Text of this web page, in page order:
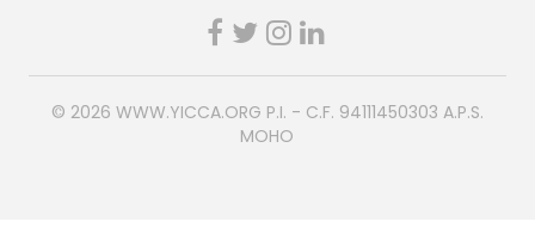
© 2026 WWW.YICCA.ORG P.I. - C.F. 94111450303 A.P.S.
MOHO